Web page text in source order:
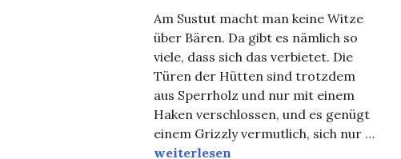
Am Sustut macht man keine Witze
über Bären. Da gibt es nämlich so
viele, dass sich das verbietet. Die
Türen der Hütten sind trotzdem
aus Sperrholz und nur mit einem
Haken verschlossen, und es genügt
einem Grizzly vermutlich, sich nur …
Bärenspray
weiterlesen